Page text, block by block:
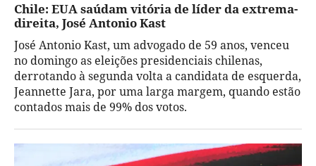
Chile: EUA saúdam vitória de líder da extrema-
direita, José Antonio Kast
José Antonio Kast, um advogado de 59 anos, venceu
no domingo as eleições presidenciais chilenas,
derrotando à segunda volta a candidata de esquerda,
Jeannette Jara, por uma larga margem, quando estão
contados mais de 99% dos votos.